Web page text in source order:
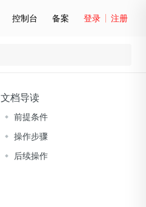
控制台 备案 登录 注册
文档导读
前提条件
操作步骤
后续操作